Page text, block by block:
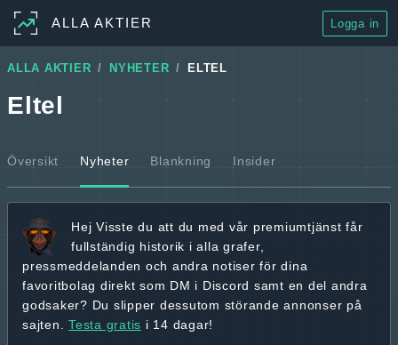
ALLA AKTIER Logga in
ALLA AKTIER NYHETER ELTEL
Eltel
Översikt Nyheter Blankning Insider
Hej Visste du att du med vår premiumtjänst får
fullständig historik i alla grafer,
pressmeddelanden och andra notiser för dina
favoritbolag direkt som DM i Discord samt en del andra
godsaker? Du slipper dessutom störande annonser på
sajten. Testa gratis i 14 dagar!